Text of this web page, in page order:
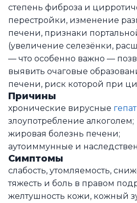
степень фиброза и
перестройки, изменение
печени, признаки
(увеличение селезёнки,
— что особенно важно —
выявить очаговые
печени, риск которой при
Причины
хронические вирусные
злоупотребление алкоголем;
жировая болезнь печени;
аутоиммунные и
Симптомы
слабость, утомляемость,
тяжесть и боль в правом
желтушность кожи, кожный